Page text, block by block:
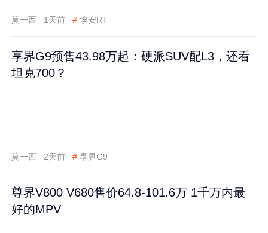
莫一西 1天前 # 埃安RT
享界G9预售43.98万起：硬派SUV配L3，还看
坦克700？
莫一西 2天前 # 享界G9
尊界V800 V680售价64.8-101.6万 1千万内最
好的MPV